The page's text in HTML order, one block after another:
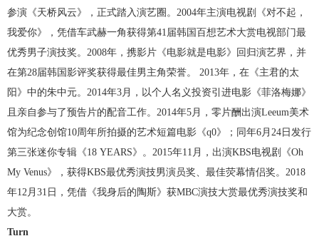
参演《天桥风云》，正式踏入演艺圈。2004年主演电视剧《对不起，
我爱你》，凭借车武赫一角获得第41届韩国百想艺术大赏电视部门最
优秀男子演技奖。2008年，携影片《电影就是电影》回归演艺界，并
在第28届韩国影评奖获得最佳男主角荣誉。 2013年，在《主君的太
阳》中的朱中元。2014年3月，以个人名义投资引进电影《菲洛梅娜》
且亲自参与了预告片的配音工作。2014年5月，零片酬出演Leeum美术
馆为纪念创馆10周年所拍摄的艺术短篇电影《q0》；同年6月24日发行
第三张迷你专辑《18 YEARS》。2015年11月，出演KBS电视剧《Oh
My Venus》，获得KBS最优秀演技男演员奖、最佳荧幕情侣奖。2018
年12月31日，凭借《我身后的陶斯》获MBC演技大赏最优秀演技奖和
大赏。
Turn